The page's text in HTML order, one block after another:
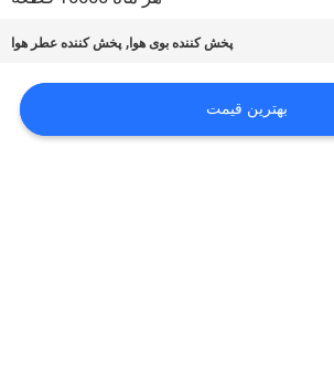
پخش کننده بوی هوا ,پخش کننده عطر هوا
بهترین قیمت